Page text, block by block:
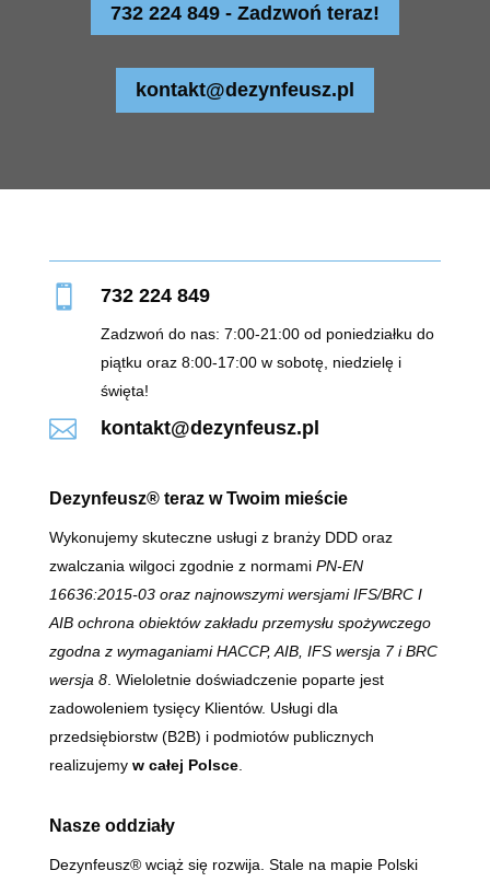
732 224 849 - Zadzwoń teraz!
kontakt@dezynfeusz.pl
 732 224 849
Zadzwoń do nas: 7:00-21:00 od poniedziałku do
piątku oraz 8:00-17:00 w sobotę, niedzielę i
święta!
 kontakt@dezynfeusz.pl
Dezynfeusz® teraz w Twoim mieście
Wykonujemy skuteczne usługi z branży DDD oraz
zwalczania wilgoci zgodnie z normami PN-EN
16636:2015-03 oraz najnowszymi wersjami IFS/BRC I
AIB ochrona obiektów zakładu przemysłu spożywczego
zgodna z wymaganiami HACCP, AIB, IFS wersja 7 i BRC
wersja 8. Wieloletnie doświadczenie poparte jest
zadowoleniem tysięcy Klientów. Usługi dla
przedsiębiorstw (B2B) i podmiotów publicznych
realizujemy w całej Polsce.
Nasze oddziały
Dezynfeusz® wciąż się rozwija. Stale na mapie Polski